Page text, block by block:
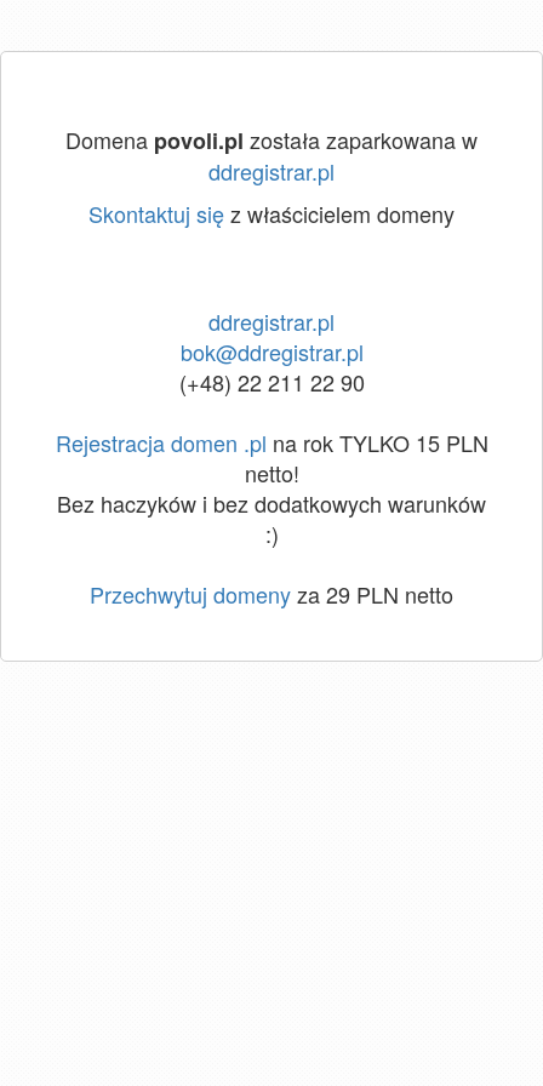
Domena povoli.pl została zaparkowana w
ddregistrar.pl
Skontaktuj sięz właścicielem domeny
ddregistrar.pl
bok@ddregistrar.pl
(+48) 22 211 22 90
Rejestracja domen .pl na rok TYLKO 15 PLN
netto!
Bez haczyków i bez dodatkowych warunków
:)
Przechwytuj domenyza 29 PLN netto